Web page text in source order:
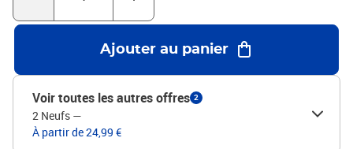
temps et d'éviter les tracas de manipulation et de
gestion.Utilisation polyvalente : le film d'emballage peut être
utilisé pour protéger les meubles contre les dommages lors de la
manutention, regrouper des cartons d'emballage, stocker de la
vaisselle, etc. Il peut être adapté à divers besoins d'emballage et
offrir une protection fiable dans différents scénarios. Bon à savoir
:L'emballage alimentaire n'est pas applicable.Couleur :
transparentMatériau : PE (polyéthylène)Largeur (avec noyau) :
Ajouter au panier
Voir toutes les autres offres 2
2 Neufs —
À partir de 24,99 €